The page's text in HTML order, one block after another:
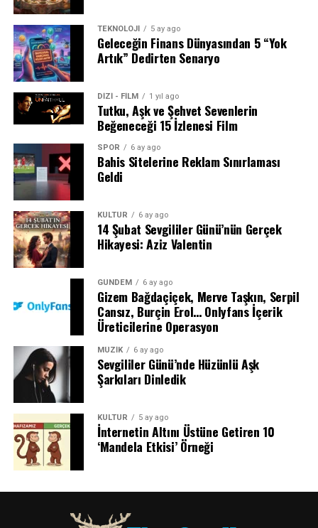
TEKNOLOJİ 5 ay ago
Geleceğin Finans Dünyasından 5 “Yok
Artık” Dedirten Senaryo
DİZİ - FİLM 1 yıl ago
Tutku, Aşk ve Şehvet Sevenlerin
Beğeneceği 15 İzlenesi Film
SPOR 6 ay ago
Bahis Sitelerine Reklam Sınırlaması
Geldi
KÜLTÜR 6 ay ago
14 Şubat Sevgililer Günü’nün Gerçek
Hikayesi: Aziz Valentin
GÜNDEM 6 ay ago
Gizem Bağdaçiçek, Merve Taşkın, Serpil
Cansız, Burçin Erol… Onlyfans İçerik
Üreticilerine Operasyon
MÜZİK 6 ay ago
Sevgililer Günü’nde Hüzünlü Aşk
Şarkıları Dinledik
KÜLTÜR 5 ay ago
İnternetin Altını Üstüne Getiren 10
‘Mandela Etkisi’ Örneği